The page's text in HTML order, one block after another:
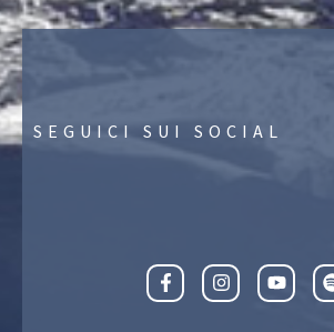
SEGUICI SUI SOCIAL